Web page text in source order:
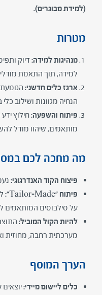
(למידת מבוגרים).
מטרות
מנהיגות למידה:דיוק
למידה, תוך התאמת
ארגז כלים חדשני: הטמעת
הנחיה מגוונות ושילוב
פיתוח והשפעה:חילוץ
מותאמים, שיהוו מודל
מה מחכה לכם
פיצוח הקוד האנדרגוגי:
פיתוח "Tailor-Made":
על סילבוסים המותאמים
להיות הקול המוביל:
מערכתית רחבה, מחוזית
הערך המוסף
כלים ליישום מיידי: